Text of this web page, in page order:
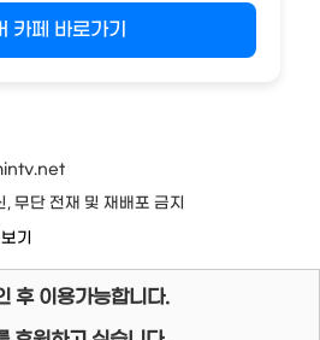
카페 바로가기
무단 전재 및 재배포 금지
기
후 이용가능합니다.